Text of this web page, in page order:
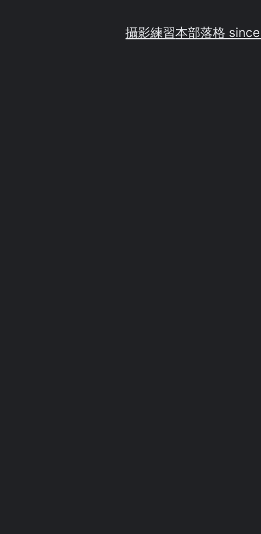
攝影練習本部落格